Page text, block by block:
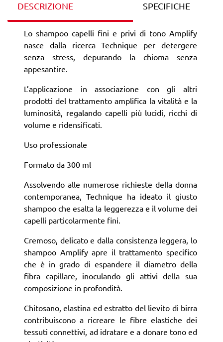
DESCRIZIONE SPECIFICHE
Lo shampoo capelli fini e privi di tono Amplify
nasce dalla ricerca Technique per detergere
senza stress, depurando la chioma senza
appesantire.
L’applicazione in associazione con gli altri
prodotti del trattamento amplifica la vitalità e la
luminosità, regalando capelli più lucidi, ricchi di
volume e ridensificati.
Uso professionale
Formato da 300 ml
Assolvendo alle numerose richieste della donna
contemporanea, Technique ha ideato il giusto
shampoo che esalta la leggerezza e il volume dei
capelli particolarmente fini.
Cremoso, delicato e dalla consistenza leggera, lo
shampoo Amplify apre il trattamento specifico
che è in grado di espandere il diametro della
fibra capillare, inoculando gli attivi della sua
composizione in profondità.
Chitosano, elastina ed estratto del lievito di birra
contribuiscono a ricreare le fibre elastiche dei
tessuti connettivi, ad idratare e a donare tono ed